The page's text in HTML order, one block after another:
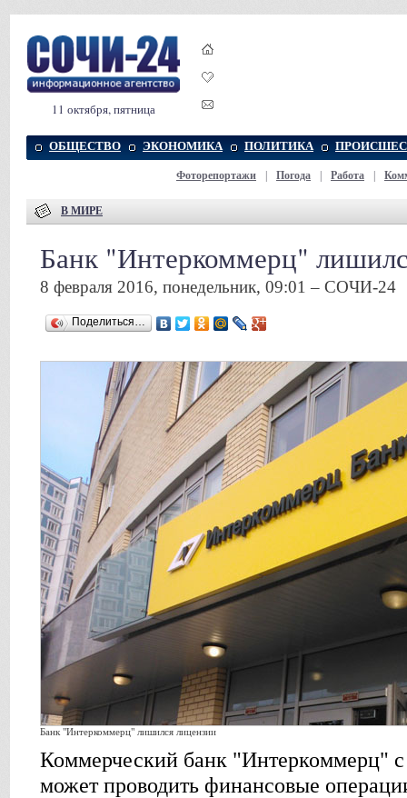
11 октября, пятница
ОБЩЕСТВО ЭКОНОМИКА ПОЛИТИКА
Фоторепортажи Погода Работа
В МИРЕ
Банк "Интеркоммерц"
8 февраля 2016, понедельник, 09:01 – СОЧИ-24
Поделиться…
Банк "Интеркоммерц" лишился лицензии
Коммерческий банк "Интеркоммерц" с
может проводить финансовые